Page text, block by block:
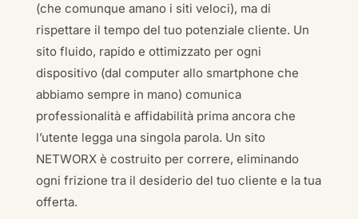
(che comunque amano i siti veloci), ma di
rispettare il tempo del tuo potenziale cliente. Un
sito fluido, rapido e ottimizzato per ogni
dispositivo (dal computer allo smartphone che
abbiamo sempre in mano) comunica
professionalità e affidabilità prima ancora che
l’utente legga una singola parola. Un sito
NETWORX è costruito per correre, eliminando
ogni frizione tra il desiderio del tuo cliente e la tua
offerta.